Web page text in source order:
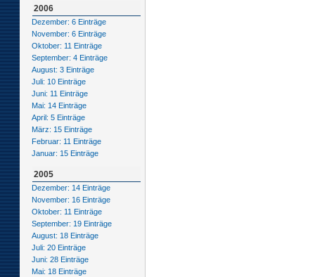
2006
Dezember: 6 Einträge
November: 6 Einträge
Oktober: 11 Einträge
September: 4 Einträge
August: 3 Einträge
Juli: 10 Einträge
Juni: 11 Einträge
Mai: 14 Einträge
April: 5 Einträge
März: 15 Einträge
Februar: 11 Einträge
Januar: 15 Einträge
2005
Dezember: 14 Einträge
November: 16 Einträge
Oktober: 11 Einträge
September: 19 Einträge
August: 18 Einträge
Juli: 20 Einträge
Juni: 28 Einträge
Mai: 18 Einträge